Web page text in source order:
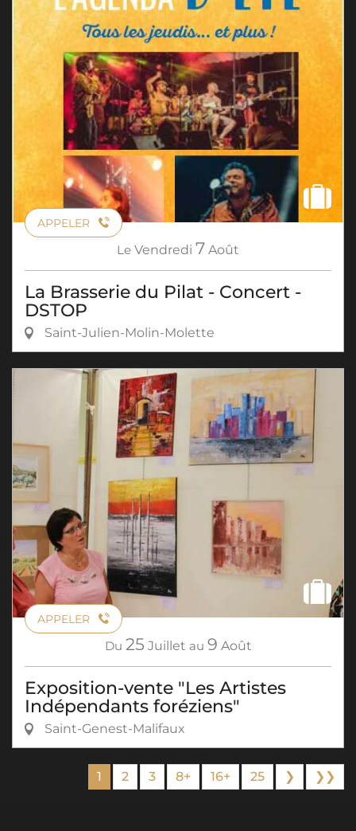
APPELER
Le Vendredi 7 Août
La Brasserie du Pilat - Concert -
DSTOP
Saint-Julien-Molin-Molette
APPELER
Du 25 Juillet au 9 Août
Exposition-vente "Les Artistes
Indépendants foréziens"
Saint-Genest-Malifaux
1 2 3 8+ 16+ 25 ❯ ❯❯